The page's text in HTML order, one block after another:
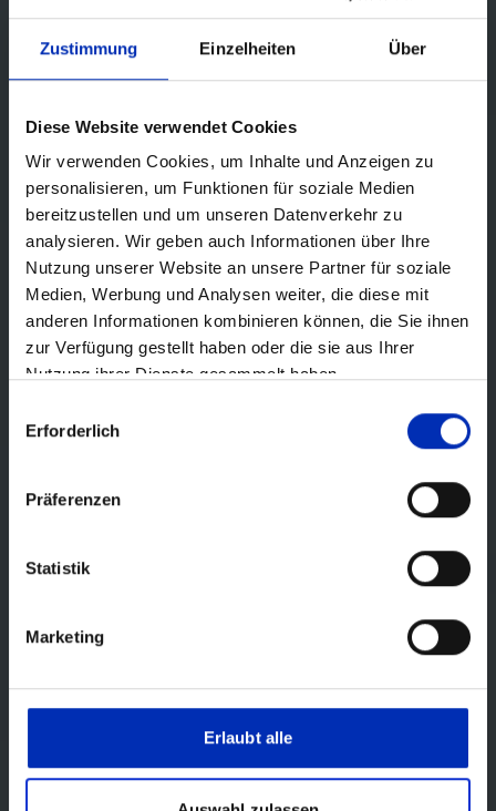
Zustimmung Einzelheiten Über
Diese Website verwendet Cookies
Wir verwenden Cookies, um Inhalte und Anzeigen zu
personalisieren, um Funktionen für soziale Medien
bereitzustellen und um unseren Datenverkehr zu
analysieren. Wir geben auch Informationen über Ihre
Nutzung unserer Website an unsere Partner für soziale
Medien, Werbung und Analysen weiter, die diese mit
anderen Informationen kombinieren können, die Sie ihnen
zur Verfügung gestellt haben oder die sie aus Ihrer
Nutzung ihrer Dienste gesammelt haben.
mitErforderlich
Präferenzen
Statistik
Marketing
Erlaubt alle